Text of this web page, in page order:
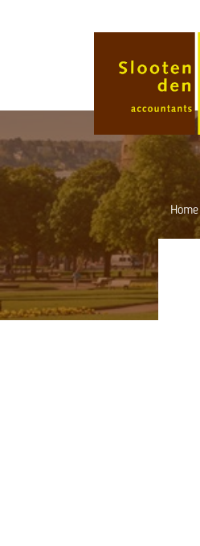
Home